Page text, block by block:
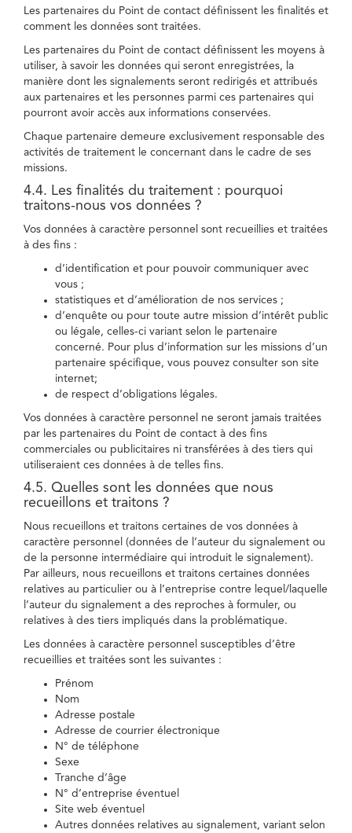
Les partenaires du Point de contact définissent les finalités et
comment les données sont traitées.
Les partenaires du Point de contact définissent les moyens à
utiliser, à savoir les données qui seront enregistrées, la
manière dont les signalements seront redirigés et attribués
aux partenaires et les personnes parmi ces partenaires qui
pourront avoir accès aux informations conservées.
Chaque partenaire demeure exclusivement responsable des
activités de traitement le concernant dans le cadre de ses
missions.
4.4. Les finalités du traitement : pourquoi
traitons-nous vos données ?
Vos données à caractère personnel sont recueillies et traitées
à des fins :
d’identification et pour pouvoir communiquer avec
vous ;
statistiques et d’amélioration de nos services ;
d’enquête ou pour toute autre mission d’intérêt public
ou légale, celles-ci variant selon le partenaire
concerné. Pour plus d’information sur les missions d’un
partenaire spécifique, vous pouvez consulter son site
internet;
de respect d’obligations légales.
Vos données à caractère personnel ne seront jamais traitées
par les partenaires du Point de contact à des fins
commerciales ou publicitaires ni transférées à des tiers qui
utiliseraient ces données à de telles fins.
4.5. Quelles sont les données que nous
recueillons et traitons ?
Nous recueillons et traitons certaines de vos données à
caractère personnel (données de l’auteur du signalement ou
de la personne intermédiaire qui introduit le signalement).
Par ailleurs, nous recueillons et traitons certaines données
relatives au particulier ou à l’entreprise contre lequel/laquelle
l’auteur du signalement a des reproches à formuler, ou
relatives à des tiers impliqués dans la problématique.
Les données à caractère personnel susceptibles d’être
recueillies et traitées sont les suivantes :
Prénom
Nom
Adresse postale
Adresse de courrier électronique
N° de téléphone
Sexe
Tranche d’âge
N° d’entreprise éventuel
Site web éventuel
Autres données relatives au signalement, variant selon